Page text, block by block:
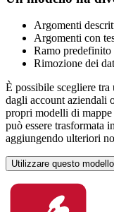
Argomenti
Argomenti con
Ramo predefinito
Rimozione dei
È possibile scegliere
dagli account aziendali
propri modelli di mappe
può essere trasformata
aggiungendo ulteriori
Utilizzare questo modello